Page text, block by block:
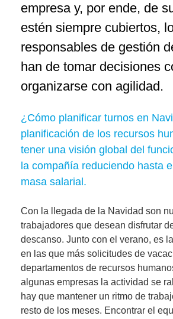
empresa y, por ende, de
estén siempre cubiertos,
responsables de gestión
han de tomar decisiones
organizarse con agilidad.
¿Cómo planificar turnos en
planificación de los recursos
tener una visión global del
la compañía reduciendo hasta
masa salarial.
Con la llegada de la Navidad son
trabajadores que desean disfrutar
descanso. Junto con el verano, es
en las que más solicitudes de
departamentos de recursos
algunas empresas la actividad se
hay que mantener un ritmo de
resto de los meses. Encontrar el